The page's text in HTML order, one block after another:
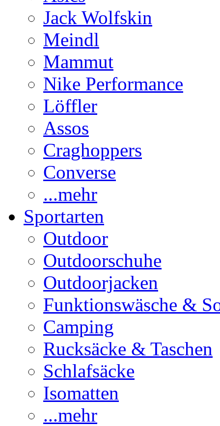
Jack Wolfskin
Meindl
Mammut
Nike Performance
Löffler
Assos
Craghoppers
Converse
...mehr
Sportarten
Outdoor
Outdoorschuhe
Outdoorjacken
Funktionswäsche &
Camping
Rucksäcke & Taschen
Schlafsäcke
Isomatten
...mehr